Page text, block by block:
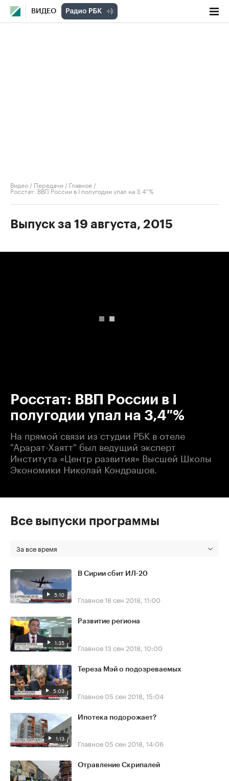
ВИДЕО
Видео / Передачи / Главное /
Росстат: ВВП России в I полугодии упал на 3,4 %
Выпуск за 19 августа, 2015
Росстат: ВВП России в I
полугодии упал на 3,4 %
На прямой связи из студии РБК в отеле
"Арарат-Хаятт" был ведущий эксперт
Института «Центр развития» Высшей Школы
Экономики Николай Кондрашов.
Все выпуски программы
За все время
5:10
В Сирии сбит ИЛ-20
Главное18 сен 2018, 11:00
1:35
Развитие региона
Главное13 сен 2018, 10:00
5:03
Тереза Мэй о подозреваемых
Главное 05 сен 2018, 15:04
1:13
Ипотека подорожает?
Главное 05 сен 2018, 14:06
Отравление Скрипалей